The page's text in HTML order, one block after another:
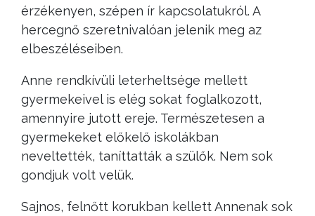
érzékenyen, szépen ír kapcsolatukról. A
hercegnő szeretnivalóan jelenik meg az
elbeszéléseiben.
Anne rendkívüli leterheltsége mellett
gyermekeivel is elég sokat foglalkozott,
amennyire jutott ereje. Természetesen a
gyermekeket előkelő iskolákban
neveltették, taníttatták a szülők. Nem sok
gondjuk volt velük.
Sajnos, felnőtt korukban kellett Annenak sok